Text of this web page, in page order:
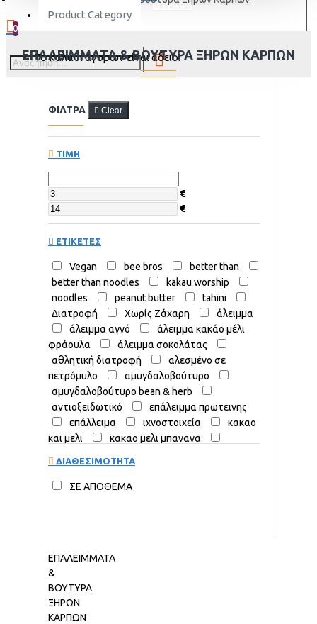
ΕΓΓΡΑΦΗ
Product Category
0
Το καλάθι αγορών είναι άδειο!
ΕΠΑΛΕΊΜΜΑΤΑ & ΒΟΎΤΥΡΑ ΞΗΡΏΝ ΚΑΡΠΏΝ
ΦΙΛΤΡΑ Clear
ΤΙΜΗ
€
€
ΕΤΙΚΕΤΕΣ
Vegan bee bros
better than
better than noodles
kakau worship
noodles
peanut butter
tahini
Διατροφή
Χωρίς Ζάχαρη
άλειμμα
άλειμμα αγνό
άλειμμα κακάο μέλι
φράουλα
άλειμμα σοκολάτας
αθλητική διατροφή
αλεσμένο σε
πετρόμυλο
αμυγδαλοβούτυρο
αμυγδαλοβούτυρο bean & herb
αντιοξειδωτικό
επάλειμμα πρωτεϊνης
επάλλειμα
ιχνοστοιχεία
κακαο
και μελι
κακαο μελι μπανανα
κόντζακ noodles
παστα ταχίνι
φουντουκοβούτυρο bean & herb
φυστικοβούτυρο
& herb
χωρίς πρόσθετα
ΔΙΑΘΕΣΙΜΟΤΗΤΑ
ΣΕ ΑΠΟΘΕΜΑ
ΕΠΑΛΕΙΜΜΑΤΑ
&
ΒΟΥΤΥΡΑ
ΞΗΡΩΝ
ΚΑΡΠΩΝ